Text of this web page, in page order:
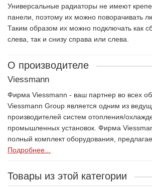
Универсальные радиаторы не имеют
панели, поэтому их можно поворачивать
Таким образом их можно подключать как
слева, так и снизу справа или слева.
О производителе
Viessmann
Фирма Viessmann - ваш партнер во всех
Viessmann Group является одним из
производителей систем отопления/
промышленных установок. Фирма
полный комплект оборудования,
Подробнее...
Товары из этой категории